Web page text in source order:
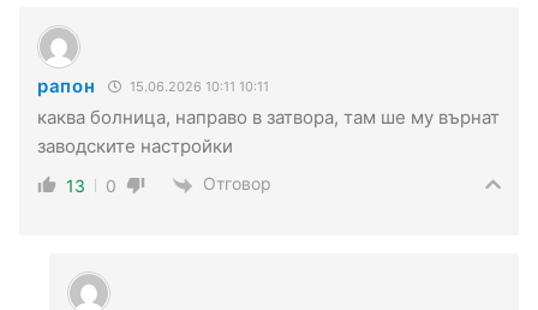
рапон 15.06.2026 10:11 10:11
каква болница, направо в затвора, там ше му върнат
заводските настройки
13 0 Отговор